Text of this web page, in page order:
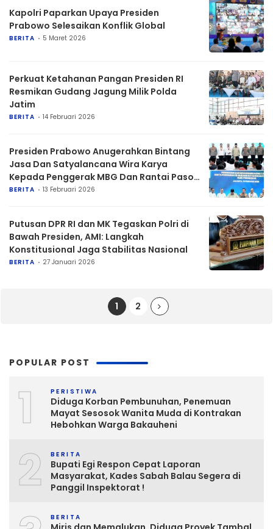
Kapolri Paparkan Upaya Presiden
Prabowo Selesaikan Konflik Global
BERITA 5 Maret 2026
Perkuat Ketahanan Pangan Presiden RI
Resmikan Gudang Jagung Milik Polda
Jatim
BERITA 14 Februari 2026
Presiden Prabowo Anugerahkan Bintang
Jasa Dan Satyalancana Wira Karya
Kepada Penggerak MBG Dan Rantai Pasok
SPPG Polri
BERITA 13 Februari 2026
Putusan DPR RI dan MK Tegaskan Polri di
Bawah Presiden, AMI: Langkah
Konstitusional Jaga Stabilitas Nasional
BERITA 27 Januari 2026
1 2
POPULAR POST
1 PERISTIWA
Diduga Korban Pembunuhan, Penemuan
Mayat Sesosok Wanita Muda di Kontrakan
Hebohkan Warga Bakauheni
2 BERITA
Bupati Egi Respon Cepat Laporan
Masyarakat, Kades Sabah Balau Segera di
Panggil Inspektorat !
BERITA